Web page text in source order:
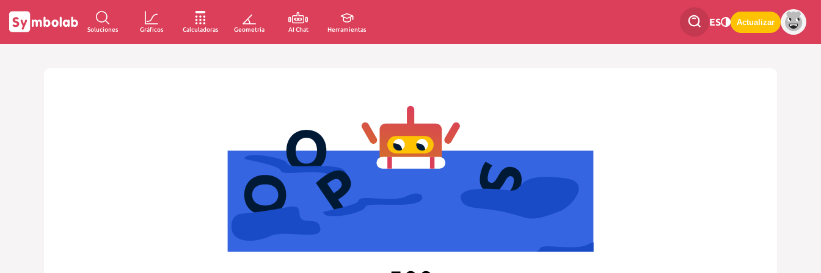
Soluciones Gráficos Calculadoras Geometría AI Chat Herramientas
ES Actualizar